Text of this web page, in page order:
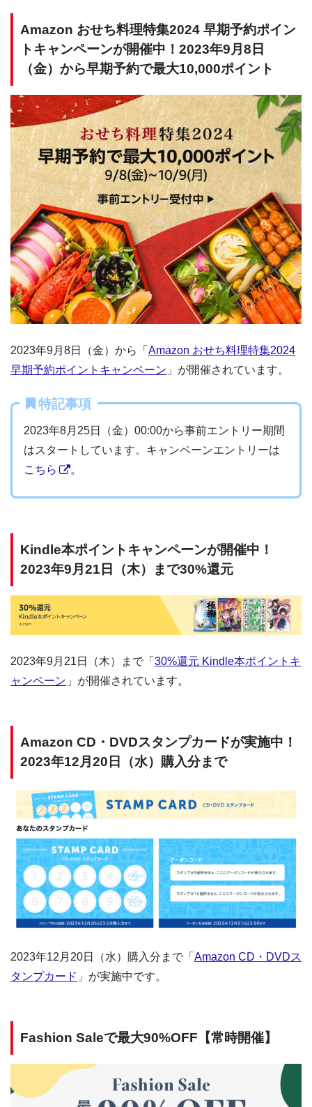
Amazon おせち料理特集2024 早期予約ポイン
トキャンペーンが開催中！2023年9月8日
（金）から早期予約で最大10,000ポイント
2023年9月8日（金）から「 Amazon おせち料理特集2024
早期予約ポイントキャンペーン 」が開催されています。
特記事項
2023年8月25日（金）00:00から事前エントリー期間
はスタートしています。キャンペーンエントリーは
こちら
。
Kindle本ポイントキャンペーンが開催中！
2023年9月21日（木）まで30%還元
2023年9月21日（木）まで「 30%還元 Kindle本ポイントキ
ャンペーン 」が開催されています。
Amazon CD・DVDスタンプカードが実施中！
2023年12月20日（水）購入分まで
2023年12月20日（水）購入分まで「 Amazon CD・DVDス
タンプカード 」が実施中です。
Fashion Saleで最大90%OFF【常時開催】